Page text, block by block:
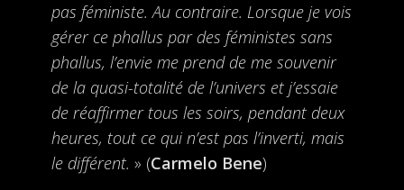
pas féministe. Au contraire. Lorsque je vois
gérer ce phallus par des féministes sans
phallus, l’envie me prend de me souvenir
de la quasi-totalité de l’univers et j’essaie
de réaffirmer tous les soirs, pendant deux
heures, tout ce qui n’est pas l’inverti, mais
le différent. » (Carmelo Bene)